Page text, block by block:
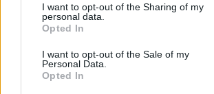
I want to opt-out of the Sharing of my
personal data.
Opted In
I want to opt-out of the Sale of my
Personal Data.
Opted In
È un dettaglio che, letto oggi,
un presagio. Se quel segnale
Fabiola avesse acceso la
se le parole di quelle due canzoni
raccolte e non lasciate cadere — la